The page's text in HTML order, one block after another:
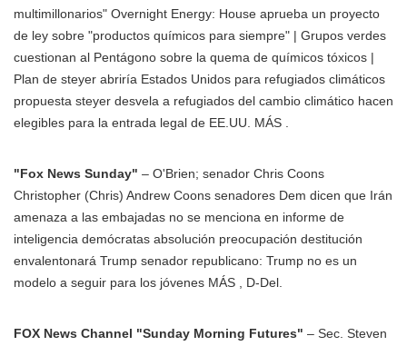
multimillonarios" Overnight Energy: House aprueba un proyecto
de ley sobre "productos químicos para siempre" | Grupos verdes
cuestionan al Pentágono sobre la quema de químicos tóxicos |
Plan de steyer abriría Estados Unidos para refugiados climáticos
propuesta steyer desvela a refugiados del cambio climático hacen
elegibles para la entrada legal de EE.UU. MÁS
"Fox News Sunday" – O'Brien; senador Chris Coons
Christopher (Chris) Andrew Coons senadores Dem dicen que Irán
amenaza a las embajadas no se menciona en informe de
inteligencia demócratas absolución preocupación destitución
envalentonará Trump senador republicano: Trump no es un
modelo a seguir para los jóvenes MÁS
, D-Del.
FOX News Channel "Sunday Morning Futures" – Sec. Steven